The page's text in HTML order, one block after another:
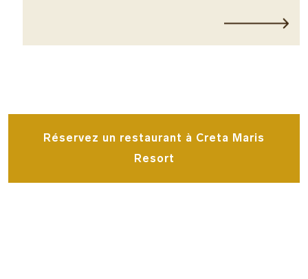
Réservez un restaurant à Creta Maris
Resort